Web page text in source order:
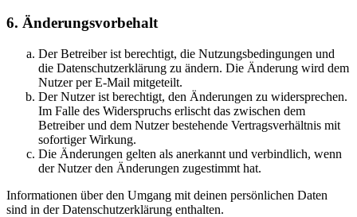
6. Änderungsvorbehalt
Der Betreiber ist berechtigt, die Nutzungsbedingungen und
die Datenschutzerklärung zu ändern. Die Änderung wird dem
Nutzer per E-Mail mitgeteilt.
Der Nutzer ist berechtigt, den Änderungen zu widersprechen.
Im Falle des Widerspruchs erlischt das zwischen dem
Betreiber und dem Nutzer bestehende Vertragsverhältnis mit
sofortiger Wirkung.
Die Änderungen gelten als anerkannt und verbindlich, wenn
der Nutzer den Änderungen zugestimmt hat.
Informationen über den Umgang mit deinen persönlichen Daten
sind in der Datenschutzerklärung enthalten.